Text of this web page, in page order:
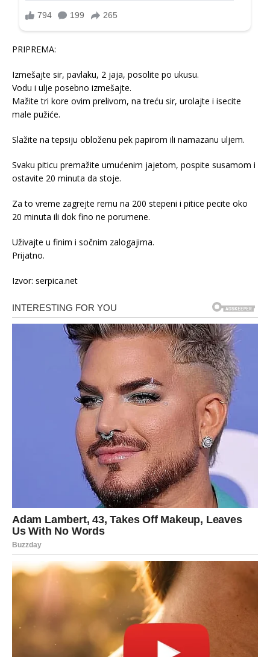
PRIPREMA:
Izmešajte sir, pavlaku, 2 jaja, posolite po ukusu.
Vodu i ulje posebno izmešajte.
Mažite tri kore ovim prelivom, na treću sir, urolajte i isecite
male pužiće.
Slažite na tepsiju obloženu pek papirom ili namazanu uljem.
Svaku piticu premažite umućenim jajetom, pospite susamom i
ostavite 20 minuta da stoje.
Za to vreme zagrejte rernu na 200 stepeni i pitice pecite oko
20 minuta ili dok fino ne porumene.
Uživajte u finim i sočnim zalogajima.
Prijatno.
Izvor: serpica.net